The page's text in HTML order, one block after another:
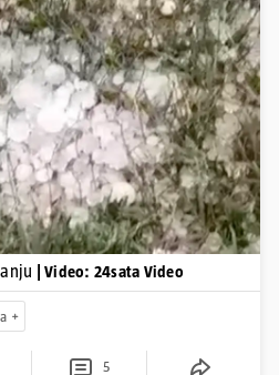
videa...
| Video: 24sata Video
5